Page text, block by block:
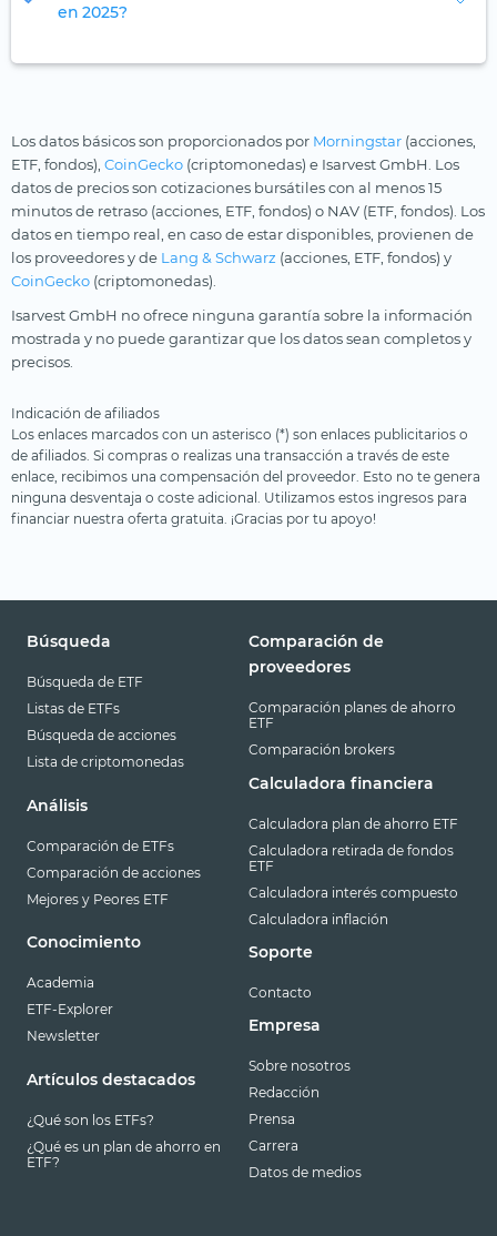
en 2025?
Los datos básicos son proporcionados por Morningstar (acciones,
ETF, fondos), CoinGecko (criptomonedas) e Isarvest GmbH. Los
datos de precios son cotizaciones bursátiles con al menos 15
minutos de retraso (acciones, ETF, fondos) o NAV (ETF, fondos). Los
datos en tiempo real, en caso de estar disponibles, provienen de
los proveedores y de Lang & Schwarz (acciones, ETF, fondos) y
CoinGecko (criptomonedas).
Isarvest GmbH no ofrece ninguna garantía sobre la información
mostrada y no puede garantizar que los datos sean completos y
precisos.
Indicación de afiliados
Los enlaces marcados con un asterisco (*) son enlaces publicitarios o
de afiliados. Si compras o realizas una transacción a través de este
enlace, recibimos una compensación del proveedor. Esto no te genera
ninguna desventaja o coste adicional. Utilizamos estos ingresos para
financiar nuestra oferta gratuita. ¡Gracias por tu apoyo!
Búsqueda
Búsqueda de ETF
Listas de ETFs
Búsqueda de acciones
Lista de criptomonedas
Análisis
Comparación de ETFs
Comparación de acciones
Mejores y Peores ETF
Conocimiento
Academia
ETF-Explorer
Newsletter
Artículos destacados
¿Qué son los ETFs?
¿Qué es un plan de ahorro en
ETF?
Comparación de
proveedores
Comparación planes de ahorro
ETF
Comparación brokers
Calculadora financiera
Calculadora plan de ahorro ETF
Calculadora retirada de fondos
ETF
Calculadora interés compuesto
Calculadora inflación
Soporte
Contacto
Empresa
Sobre nosotros
Redacción
Prensa
Carrera
Datos de medios